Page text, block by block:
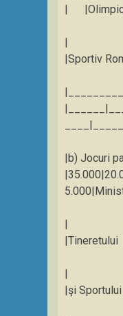
|
| |
|Sportiv
|b) Jocuri
| |
|Tineretului
| |
|şi